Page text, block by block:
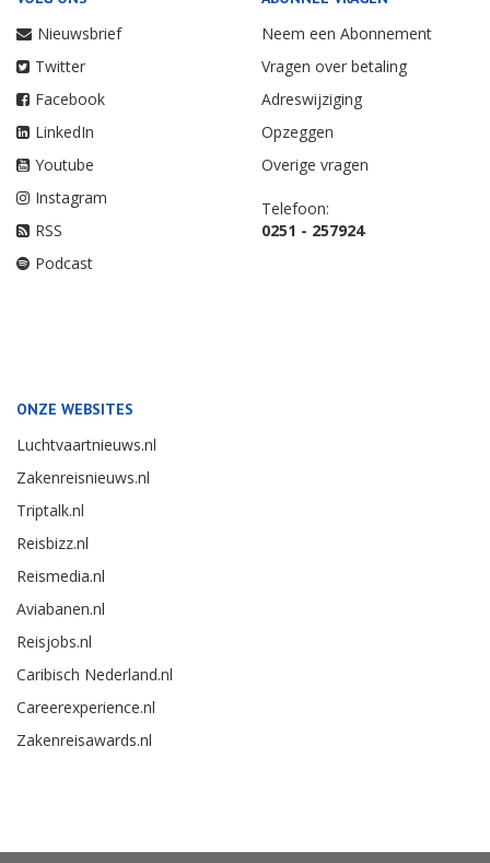
Nieuwsbrief
Twitter
Facebook
LinkedIn
Youtube
Instagram
RSS
Podcast
Neem een Abonnement
Vragen over betaling
Adreswijziging
Opzeggen
Overige vragen
Telefoon:
0251 - 257924
ONZE WEBSITES
Luchtvaartnieuws.nl
Zakenreisnieuws.nl
Triptalk.nl
Reisbizz.nl
Reismedia.nl
Aviabanen.nl
Reisjobs.nl
Caribisch Nederland.nl
Careerexperience.nl
Zakenreisawards.nl